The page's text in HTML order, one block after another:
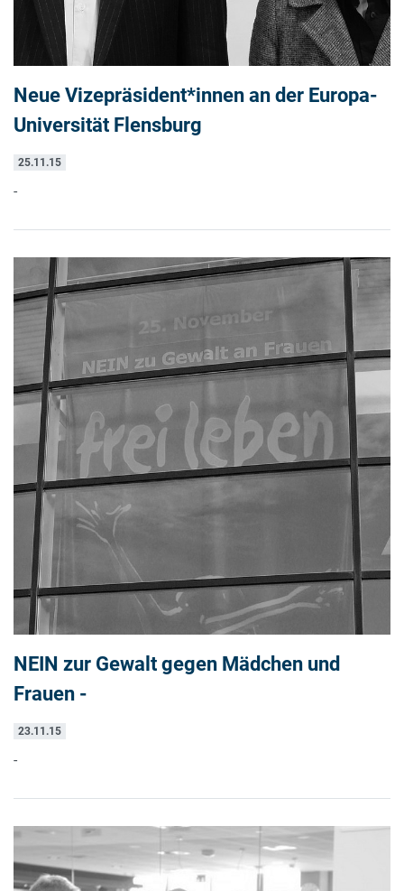
Neue Vizepräsident*innen an der Europa-
Universität Flensburg
25.11.15
-
NEIN zur Gewalt gegen Mädchen und
Frauen -
23.11.15
-